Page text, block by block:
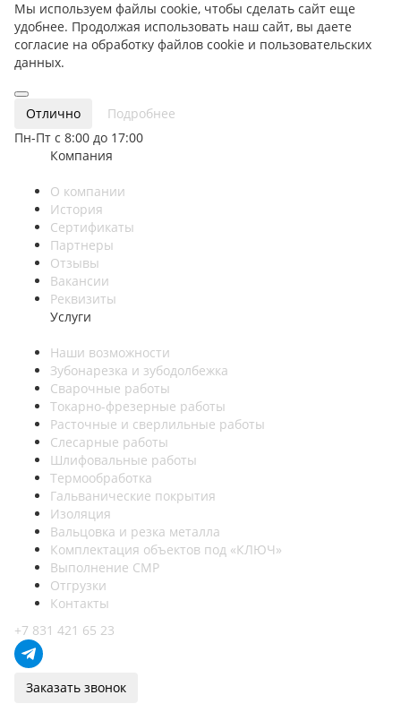
Мы используем файлы cookie, чтобы сделать сайт еще
удобнее. Продолжая использовать наш сайт, вы даете
согласие на обработку файлов cookie и пользовательских
данных.
Отлично
Подробнее
Пн-Пт с 8:00 до 17:00
Компания
О компании
История
Сертификаты
Партнеры
Отзывы
Вакансии
Реквизиты
Услуги
Наши возможности
Зубонарезка и зубодолбежка
Сварочные работы
Токарно-фрезерные работы
Расточные и сверлильные работы
Слесарные работы
Шлифовальные работы
Термообработка
Гальванические покрытия
Изоляция
Вальцовка и резка металла
Комплектация объектов под «КЛЮЧ»
Выполнение СМР
Отгрузки
Контакты
+7 831 421 65 23
Заказать звонок